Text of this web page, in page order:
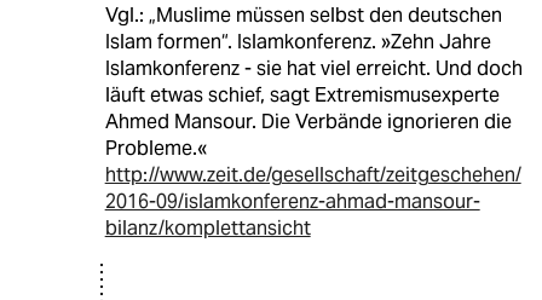
Vgl.: „Muslime müssen selbst den deutschen
Islam formen“. Islamkonferenz. »Zehn Jahre
Islamkonferenz - sie hat viel erreicht. Und doch
läuft etwas schief, sagt Extremismusexperte
Ahmed Mansour. Die Verbände ignorieren die
Probleme.«
http://www.zeit.de/gesellschaft/zeitgeschehen/
2016-09/islamkonferenz-ahmad-mansour-
bilanz/komplettansicht